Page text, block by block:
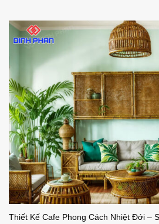
Thiết Kế Cafe Phong Cách Nhiệt Đới –